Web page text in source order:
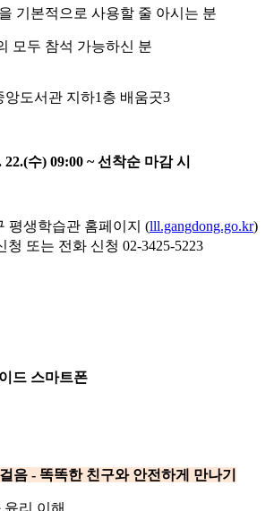
적으로 사용할 줄 아시는 분
참석 가능하신 분
앙도서관 지하1층 배움곳3
22.(수) 09:00 ~ 선착순 마감 시
평생학습관 홈페이지 (lll.gangdong.go.kr)
청 또는 전화 신청 02-3425-5223
드 스마트폰
음 - 똑똑한 친구와 안전하게 만나기
리 이해